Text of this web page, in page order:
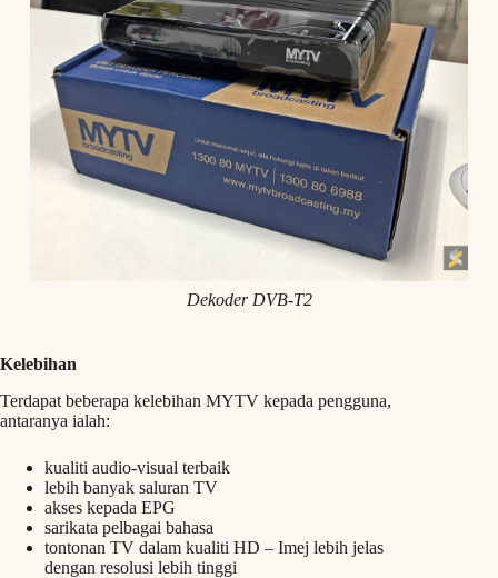
Dekoder DVB-T2
Kelebihan
Terdapat beberapa kelebihan MYTV kepada pengguna,
antaranya ialah:
kualiti audio-visual terbaik
lebih banyak saluran TV
akses kepada EPG
sarikata pelbagai bahasa
tontonan TV dalam kualiti HD – Imej lebih jelas
dengan resolusi lebih tinggi